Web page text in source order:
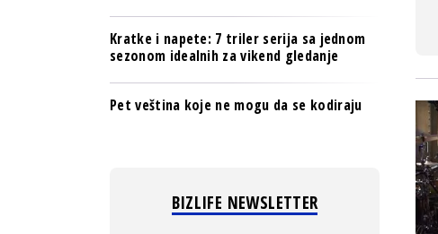
Kratke i napete: 7 triler serija sa jednom
sezonom idealnih za vikend gledanje
Pet veština koje ne mogu da se kodiraju
BIZLIFE NEWSLETTER